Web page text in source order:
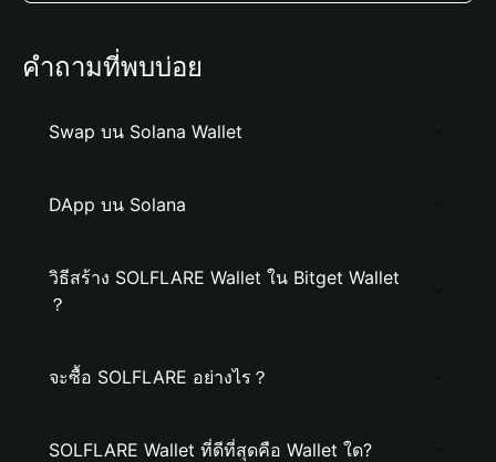
คำถามที่พบบ่อย
Swap บน Solana Wallet
DApp บน Solana
วิธีสร้าง SOLFLARE Wallet ใน Bitget Wallet
？
จะซื้อ SOLFLARE อย่างไร？
SOLFLARE Wallet ที่ดีที่สุดคือ Wallet ใด?